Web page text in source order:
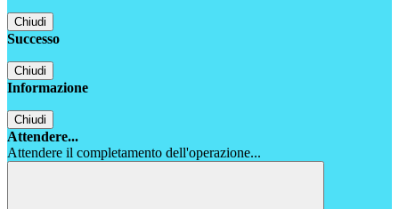
Chiudi
Successo
Chiudi
Informazione
Chiudi
Attendere...
Attendere il completamento dell'operazione...